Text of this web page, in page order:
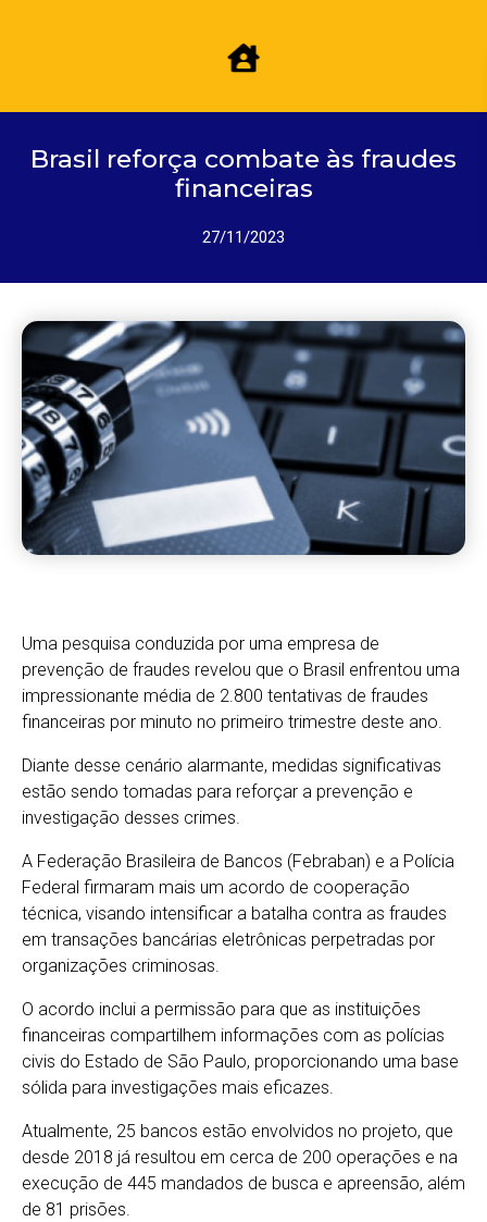
Brasil reforça combate às fraudes
financeiras
27/11/2023
Uma pesquisa conduzida por uma empresa de
prevenção de fraudes revelou que o Brasil enfrentou uma
impressionante média de 2.800 tentativas de fraudes
financeiras por minuto no primeiro trimestre deste ano.
Diante desse cenário alarmante, medidas significativas
estão sendo tomadas para reforçar a prevenção e
investigação desses crimes.
A Federação Brasileira de Bancos (Febraban) e a Polícia
Federal firmaram mais um acordo de cooperação
técnica, visando intensificar a batalha contra as fraudes
em transações bancárias eletrônicas perpetradas por
organizações criminosas.
O acordo inclui a permissão para que as instituições
financeiras compartilhem informações com as polícias
civis do Estado de São Paulo, proporcionando uma base
sólida para investigações mais eficazes.
Atualmente, 25 bancos estão envolvidos no projeto, que
desde 2018 já resultou em cerca de 200 operações e na
execução de 445 mandados de busca e apreensão, além
de 81 prisões.